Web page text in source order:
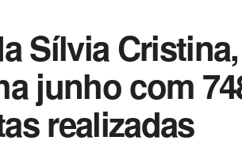
ar
Sílvia Cristina,
junho com
realizadas